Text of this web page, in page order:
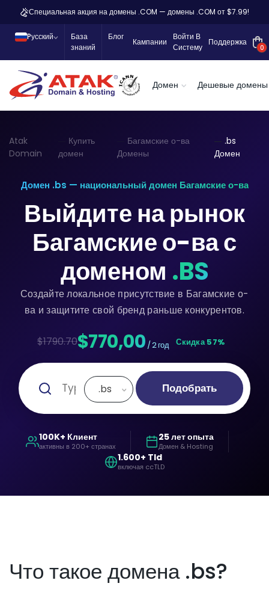
Специальная акция на домены .COM — домены .COM от $7.99!
Pусский
База
знаний
Блог
Кампании
Войти В
Систему
Поддержка
0
Домен Дешевые домены
Atak
Domain
Купить
домен
Багамские о-ва
Домены
.bs
Домен
Домен .bs — национальный домен Багамские о-ва
Выйдите на рынок
Багамские о-ва с
доменом .BS
Создайте локальное присутствие в Багамские о-
ва и защитите свой бренд раньше конкурентов.
$1790.70$770,00 / 2 год Скидка 57%
.bs Подобрать
100K+ Клиент
активны в 200+ странах
25 лет опыта
Домен & Hosting
1.600+ Tld
включая ccTLD
Что такое домена .bs?